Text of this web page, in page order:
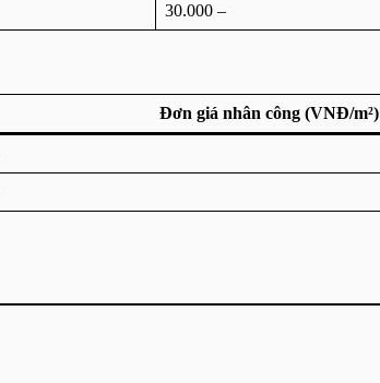
30.000 –
Đơn giá nhân công (VNĐ/m²)